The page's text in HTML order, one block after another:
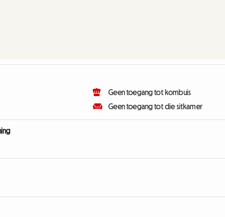
Geen toegang tot kombuis
Geen toegang tot die sitkamer